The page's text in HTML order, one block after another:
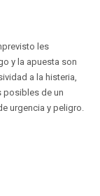
les
y la apuesta son
a la histeria,
posibles de un
urgencia y peligro.